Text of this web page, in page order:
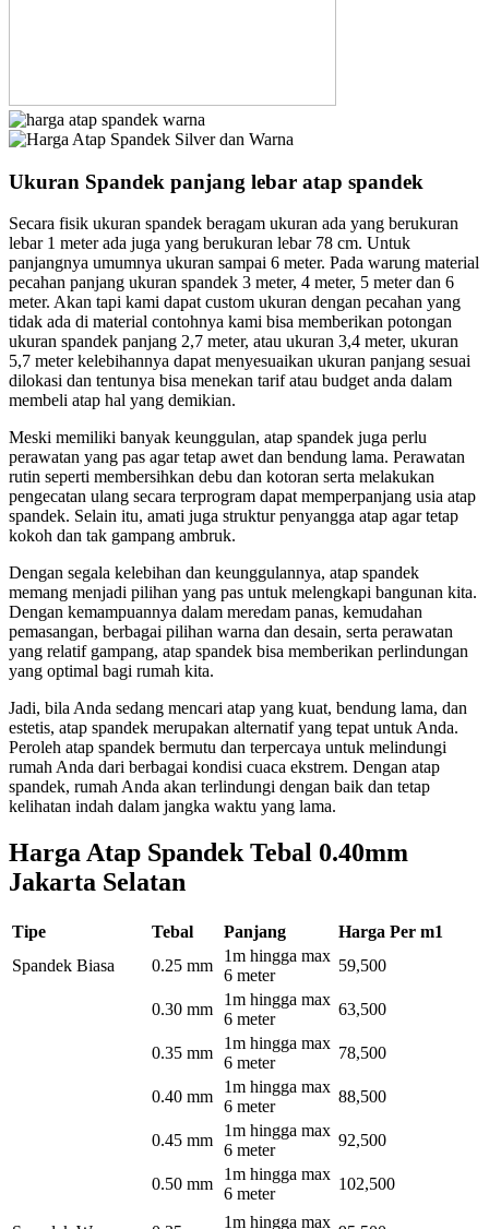
Ukuran Spandek panjang lebar atap spandek
Secara fisik ukuran spandek beragam ukuran ada yang berukuran
lebar 1 meter ada juga yang berukuran lebar 78 cm. Untuk
panjangnya umumnya ukuran sampai 6 meter. Pada warung material
pecahan panjang ukuran spandek 3 meter, 4 meter, 5 meter dan 6
meter. Akan tapi kami dapat custom ukuran dengan pecahan yang
tidak ada di material contohnya kami bisa memberikan potongan
ukuran spandek panjang 2,7 meter, atau ukuran 3,4 meter, ukuran
5,7 meter kelebihannya dapat menyesuaikan ukuran panjang sesuai
dilokasi dan tentunya bisa menekan tarif atau budget anda dalam
membeli atap hal yang demikian.
Meski memiliki banyak keunggulan, atap spandek juga perlu
perawatan yang pas agar tetap awet dan bendung lama. Perawatan
rutin seperti membersihkan debu dan kotoran serta melakukan
pengecatan ulang secara terprogram dapat memperpanjang usia atap
spandek. Selain itu, amati juga struktur penyangga atap agar tetap
kokoh dan tak gampang ambruk.
Dengan segala kelebihan dan keunggulannya, atap spandek
memang menjadi pilihan yang pas untuk melengkapi bangunan kita.
Dengan kemampuannya dalam meredam panas, kemudahan
pemasangan, berbagai pilihan warna dan desain, serta perawatan
yang relatif gampang, atap spandek bisa memberikan perlindungan
yang optimal bagi rumah kita.
Jadi, bila Anda sedang mencari atap yang kuat, bendung lama, dan
estetis, atap spandek merupakan alternatif yang tepat untuk Anda.
Peroleh atap spandek bermutu dan terpercaya untuk melindungi
rumah Anda dari berbagai kondisi cuaca ekstrem. Dengan atap
spandek, rumah Anda akan terlindungi dengan baik dan tetap
kelihatan indah dalam jangka waktu yang lama.
Harga Atap Spandek Tebal 0.40mm
Jakarta Selatan
Tipe Tebal Panjang
Harga Per m1
Spandek Biasa
0.25 mm
1m hingga max
6 meter
59,500
0.30 mm
1m hingga max
6 meter
63,500
0.35 mm
1m hingga max
6 meter
78,500
0.40 mm
1m hingga max
6 meter
88,500
0.45 mm
1m hingga max
6 meter
92,500
0.50 mm
1m hingga max
6 meter
102,500
1m hingga max